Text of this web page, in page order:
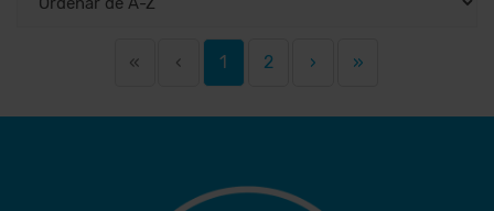
« ‹ 1 2 › »